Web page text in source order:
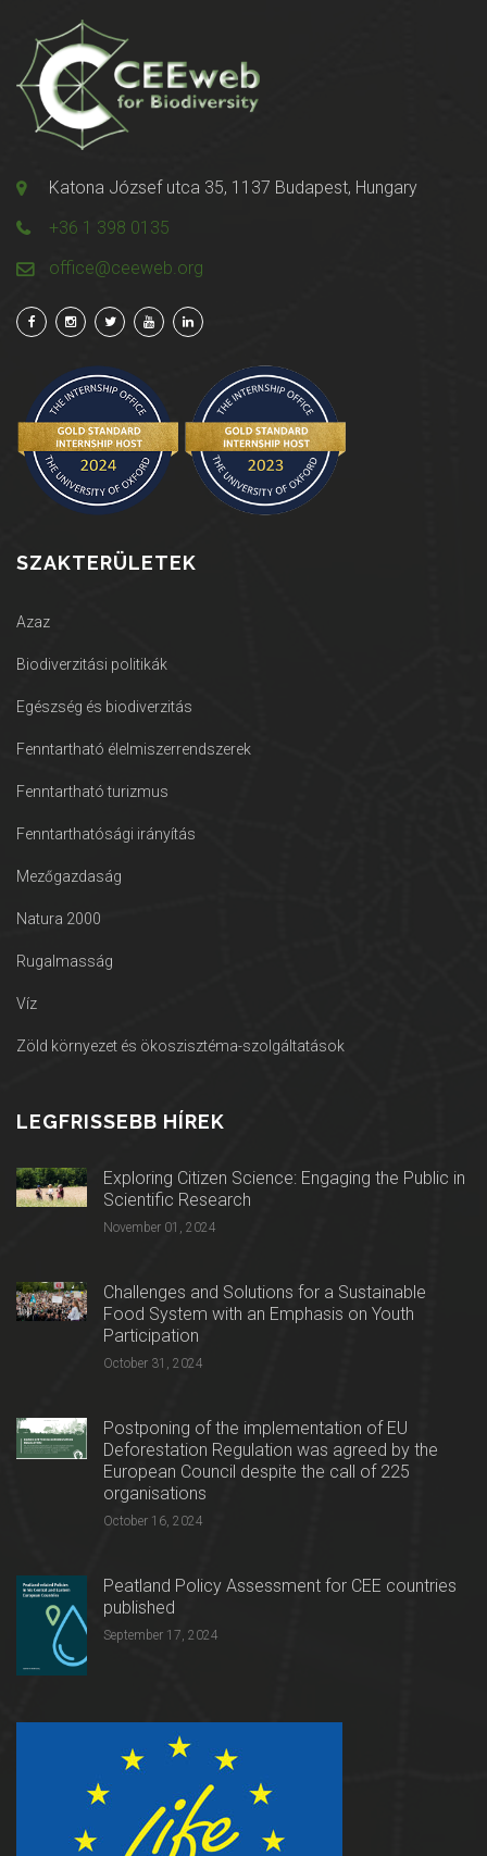
Katona József utca 35, 1137 Budapest, Hungary
+36 1 398 0135
office@ceeweb.org
SZAKTERÜLETEK
Azaz
Biodiverzitási politikák
Egészség és biodiverzitás
Fenntartható élelmiszerrendszerek
Fenntartható turizmus
Fenntarthatósági irányítás
Mezőgazdaság
Natura 2000
Rugalmasság
Víz
Zöld környezet és ökoszisztéma-szolgáltatások
LEGFRISSEBB HÍREK
Exploring Citizen Science: Engaging the Public in
Scientific Research
November 01, 2024
Challenges and Solutions for a Sustainable
Food System with an Emphasis on Youth
Participation
October 31, 2024
Postponing of the implementation of EU
Deforestation Regulation was agreed by the
European Council despite the call of 225
organisations
October 16, 2024
Peatland Policy Assessment for CEE countries
published
September 17, 2024